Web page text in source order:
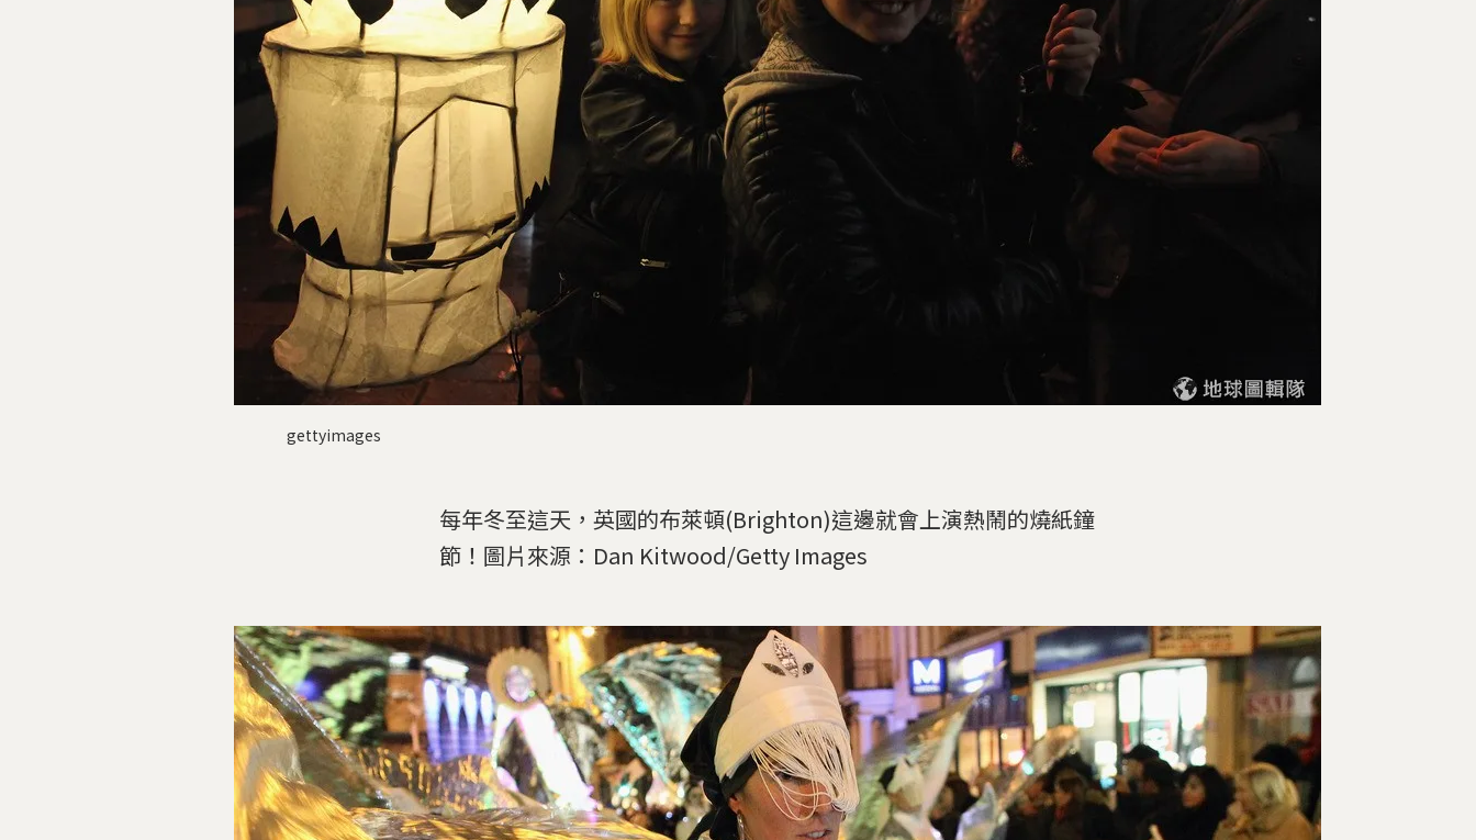
gettyimages
每年冬至這天，英國的布萊頓(Brighton)這邊就會上演熱鬧的燒紙鐘
節！圖片來源：Dan Kitwood/Getty Images